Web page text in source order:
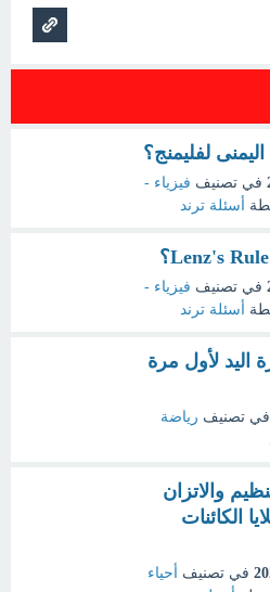
لفليمنج؟
في تصنيف فيزياء -
أسئلة ترند
في تصنيف فيزياء -
أسئلة ترند
اليد لأول مرة
في تصنيف رياضة
والاتزان
الكائنات
في تصنيف
أحياء